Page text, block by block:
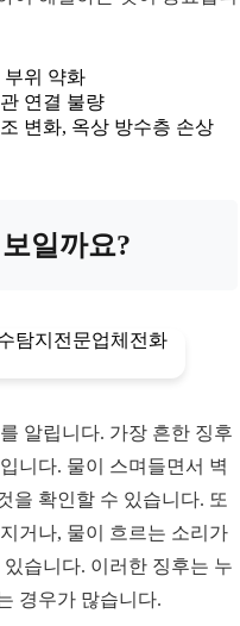
부위 약화
연결 불량
변화, 옥상 방수층 손상
일까요?
알립니다. 가장 흔한 징후
니다. 물이 스며들면서 벽
을 확인할 수 있습니다. 또
거나, 물이 흐르는 소리가
습니다. 이러한 징후는 누
경우가 많습니다.